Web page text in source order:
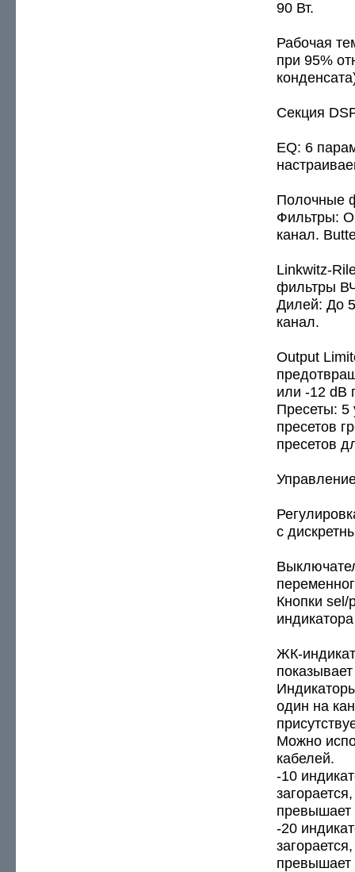
90 Вт.
Рабочая
при 95%
Секция
EQ: 6
Полочные
Фильтры:
канал.
Linkwitz-
фильтры
Дилей: До
канал.
Output
или -12 dB
Пресеты: 5
пресетов
пресетов
с
Кнопки sel/
ЖК-
один на
Можно
кабелей.
-10
превышает
-20
превышает